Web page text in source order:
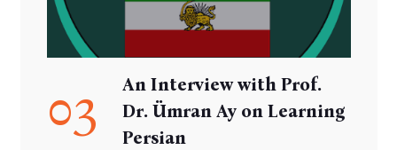
03
An Interview with Prof.
Dr. Ümran Ay on Learning
Persian